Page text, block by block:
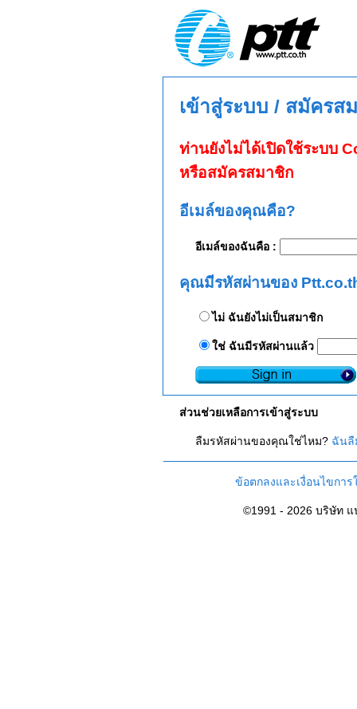
เข้าสู่ระบบ / สมัครส
ท่านยังไม่ได้เปิดใช้ระบบ
หรือสมัครสมาชิก
อีเมล์ของคุณคือ?
อีเมล์ของฉันคือ :
คุณมีรหัสผ่านของ
ไม่ ฉันยังไม่เป็นสมาชิก
ใช่ ฉันมีรหัสผ่านแล้ว
ส่วนช่วยเหลือการเข้าสู่ระบบ
ลืมรหัสผ่านของคุณใช่ไหม? ฉันลื
ข้อตกลงและเงื่อนไขการ
©1991 - 2026 บริษัท